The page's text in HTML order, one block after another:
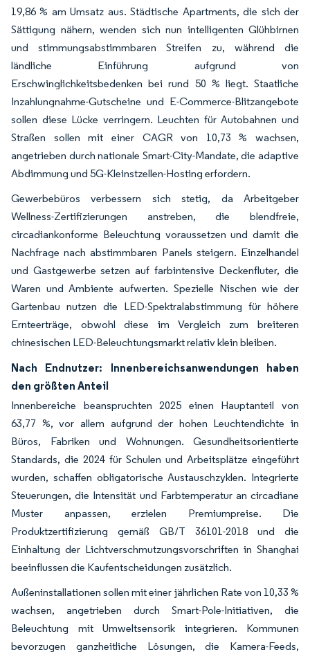
19,86 % am Umsatz aus. Städtische Apartments, die sich der
Sättigung nähern, wenden sich nun intelligenten Glühbirnen
und stimmungsabstimmbaren Streifen zu, während die
ländliche Einführung aufgrund von
Erschwinglichkeitsbedenken bei rund 50 % liegt. Staatliche
Inzahlungnahme-Gutscheine und E-Commerce-Blitzangebote
sollen diese Lücke verringern. Leuchten für Autobahnen und
Straßen sollen mit einer CAGR von 10,73 % wachsen,
angetrieben durch nationale Smart-City-Mandate, die adaptive
Abdimmung und 5G-Kleinstzellen-Hosting erfordern.
Gewerbebüros verbessern sich stetig, da Arbeitgeber
Wellness-Zertifizierungen anstreben, die blendfreie,
circadiankonforme Beleuchtung voraussetzen und damit die
Nachfrage nach abstimmbaren Panels steigern. Einzelhandel
und Gastgewerbe setzen auf farbintensive Deckenfluter, die
Waren und Ambiente aufwerten. Spezielle Nischen wie der
Gartenbau nutzen die LED-Spektralabstimmung für höhere
Ernteerträge, obwohl diese im Vergleich zum breiteren
chinesischen LED-Beleuchtungsmarkt relativ klein bleiben.
Nach Endnutzer: Innenbereichsanwendungen haben
den größten Anteil
Innenbereiche beanspruchten 2025 einen Hauptanteil von
63,77 %, vor allem aufgrund der hohen Leuchtendichte in
Büros, Fabriken und Wohnungen. Gesundheitsorientierte
Standards, die 2024 für Schulen und Arbeitsplätze eingeführt
wurden, schaffen obligatorische Austauschzyklen. Integrierte
Steuerungen, die Intensität und Farbtemperatur an circadiane
Muster anpassen, erzielen Premiumpreise. Die
Produktzertifizierung gemäß GB/T 36101-2018 und die
Einhaltung der Lichtverschmutzungsvorschriften in Shanghai
beeinflussen die Kaufentscheidungen zusätzlich.
Außeninstallationen sollen mit einer jährlichen Rate von 10,33 %
wachsen, angetrieben durch Smart-Pole-Initiativen, die
Beleuchtung mit Umweltsensorik integrieren. Kommunen
bevorzugen ganzheitliche Lösungen, die Kamera-Feeds,